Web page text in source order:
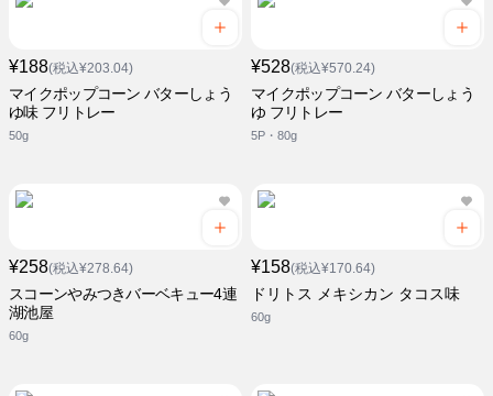
¥188(税込¥203.04)
マイクポップコーン バターしょう
ゆ味 フリトレー
50g
¥528(税込¥570.24)
マイクポップコーン バターしょう
ゆ フリトレー
5P・80g
¥258(税込¥278.64)
スコーンやみつきバーベキュー4連
湖池屋
60g
¥158(税込¥170.64)
ドリトス メキシカン タコス味
60g